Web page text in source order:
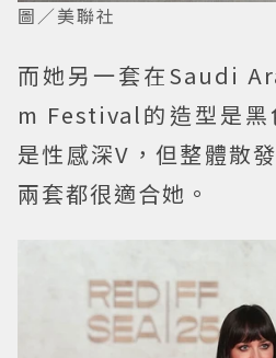
圖／美聯社
而她另一套在Saudi
m Festival的造型是黑
是性感深V，但整體散
兩套都很適合她。